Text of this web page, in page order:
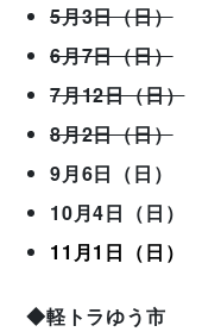
5月3日（日）
6月7日（日）
7月12日（日）
8月2日（日）
9月6日（日）
10月4日（日）
11月1日（日）
◆軽トラゆう市